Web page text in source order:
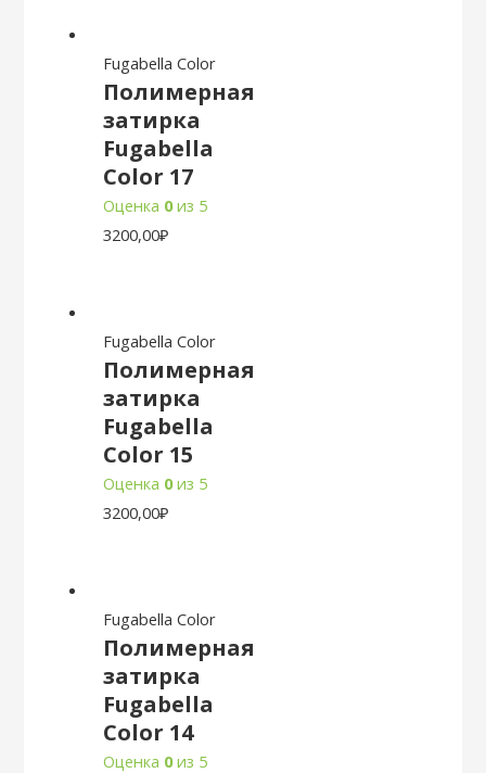
Fugabella Color
Полимерная
затирка
Fugabella
Color 17
Оценка 0из 5
3200,00₽
Fugabella Color
Полимерная
затирка
Fugabella
Color 15
Оценка 0из 5
3200,00₽
Fugabella Color
Полимерная
затирка
Fugabella
Color 14
Оценка 0из 5